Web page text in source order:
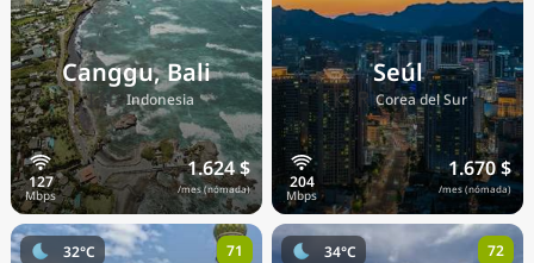
Canggu, Bali
🇮🇩Indonesia
1.624 $
/mes (nómada)
Seúl
🇰🇷Corea del Sur
1.670 $
/mes (nómada)
32°C 71 34°C 72